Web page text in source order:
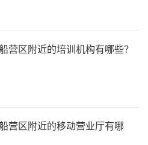
营区附近的培训机构有哪些？
营区附近的移动营业厅有哪